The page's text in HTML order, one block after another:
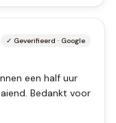
✓ Geverifieerd · Google
een half uur
Bedankt voor